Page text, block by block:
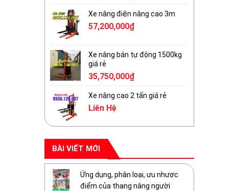
Xe nâng điện nâng cao 3m
57,200,000₫
Xe nâng bán tự động 1500kg
giá rẻ
35,750,000₫
Xe nâng cao 2 tấn giá rẻ
Liên Hệ
BÀI VIẾT MỚI
Ứng dụng, phân loại, ưu nhược
điểm của thang nâng người